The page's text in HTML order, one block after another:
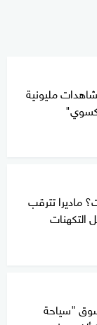
مليونية
ماديرا تترقب
التكهنات
"سياحة